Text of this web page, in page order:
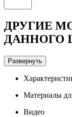
ДРУГИЕ
ДАННОГО
Развернуть
Материалы
Видео